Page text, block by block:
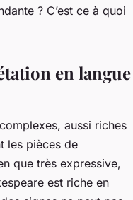
? C’est ce à quoi
en langue
aussi riches
les pièces de
que très expressive,
est riche en